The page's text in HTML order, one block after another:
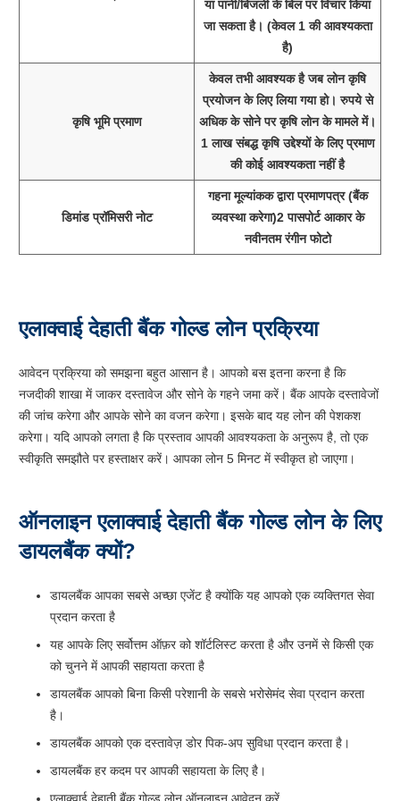
या पानी/बिजली के बिल पर विचार किया
जा सकता है। (केवल 1 की आवश्यकता
है)
कृषि भूमि प्रमाण
केवल तभी आवश्यक है जब लोन कृषि
प्रयोजन के लिए लिया गया हो। रुपये से
अधिक के सोने पर कृषि लोन के मामले में।
1 लाख संबद्ध कृषि उद्देश्यों के लिए प्रमाण
की कोई आवश्यकता नहीं है
डिमांड प्रॉमिसरी नोट
गहना मूल्यांकक द्वारा प्रमाणपत्र (बैंक
व्यवस्था करेगा)2 पासपोर्ट आकार के
नवीनतम रंगीन फोटो
एलाक्वाई देहाती बैंक गोल्ड लोन प्रक्रिया
आवेदन प्रक्रिया को समझना बहुत आसान है। आपको बस इतना करना है कि
नजदीकी शाखा में जाकर दस्तावेज और सोने के गहने जमा करें। बैंक आपके दस्तावेजों
की जांच करेगा और आपके सोने का वजन करेगा। इसके बाद यह लोन की पेशकश
करेगा। यदि आपको लगता है कि प्रस्ताव आपकी आवश्यकता के अनुरूप है, तो एक
स्वीकृति समझौते पर हस्ताक्षर करें। आपका लोन 5 मिनट में स्वीकृत हो जाएगा।
ऑनलाइन एलाक्वाई देहाती बैंक गोल्ड लोन के लिए
डायलबैंक क्यों?
डायलबैंक आपका सबसे अच्छा एजेंट है क्योंकि यह आपको एक व्यक्तिगत सेवा
प्रदान करता है
यह आपके लिए सर्वोत्तम ऑफ़र को शॉर्टलिस्ट करता है और उनमें से किसी एक
को चुनने में आपकी सहायता करता है
डायलबैंक आपको बिना किसी परेशानी के सबसे भरोसेमंद सेवा प्रदान करता
है।
डायलबैंक आपको एक दस्तावेज़ डोर पिक-अप सुविधा प्रदान करता है।
डायलबैंक हर कदम पर आपकी सहायता के लिए है।